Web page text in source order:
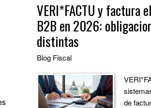
VERI*FACTU y factura
B2B en 2026:
distintas
Blog Fiscal
de